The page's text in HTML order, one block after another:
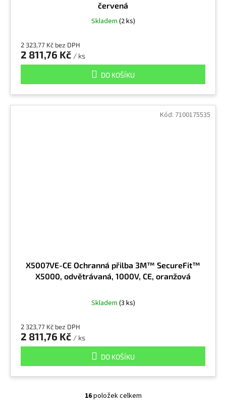
červená
Skladem (2 ks)
2 323,77 Kč bez DPH
2 811,76 Kč / ks
DO KOŠÍKU
X5007VE-CE Ochranná přilba 3M™ SecureFit™
X5000, odvětrávaná, 1000V, CE, oranžová
Skladem (3 ks)
2 323,77 Kč bez DPH
2 811,76 Kč / ks
DO KOŠÍKU
Kód: 7100175535
O
16položek celkem